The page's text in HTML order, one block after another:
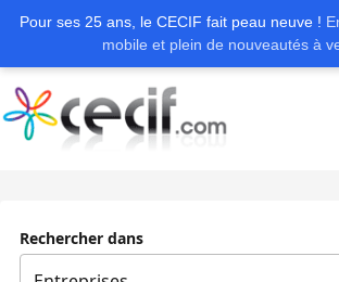
Pour ses 25 ans, le CECIF fait peau neuve !
mobile et plein de nouveautés à
Rechercher dans